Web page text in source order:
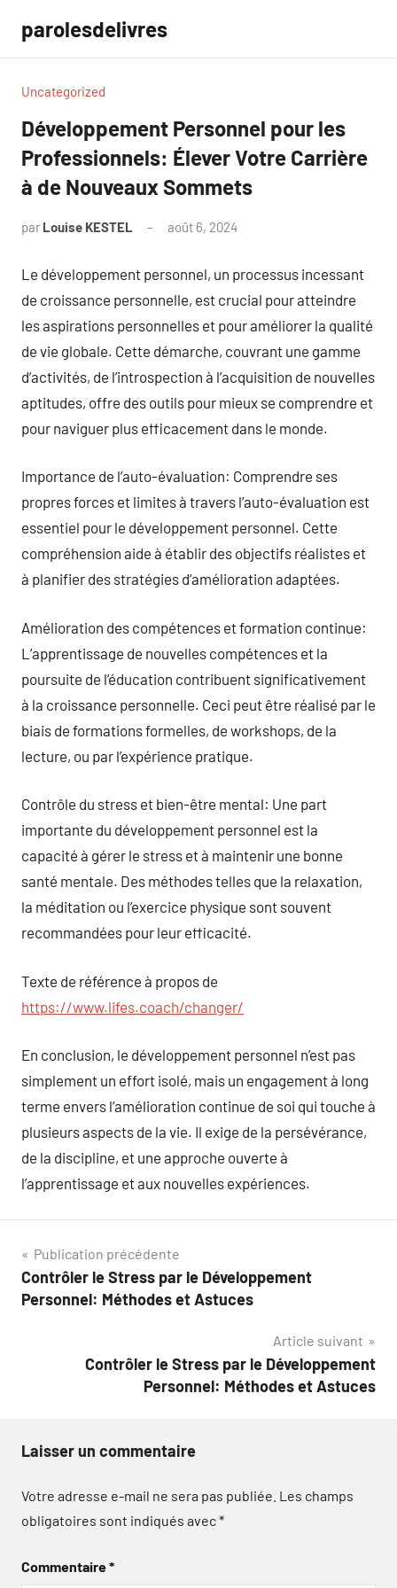
contenu
parolesdelivres
Uncategorized
Développement Personnel pour les
Professionnels: Élever Votre Carrière
à de Nouveaux Sommets
par Louise KESTEL août 6, 2024
Le développement personnel, un processus incessant
de croissance personnelle, est crucial pour atteindre
les aspirations personnelles et pour améliorer la qualité
de vie globale. Cette démarche, couvrant une gamme
d’activités, de l’introspection à l’acquisition de nouvelles
aptitudes, offre des outils pour mieux se comprendre et
pour naviguer plus efficacement dans le monde.
Importance de l’auto-évaluation: Comprendre ses
propres forces et limites à travers l’auto-évaluation est
essentiel pour le développement personnel. Cette
compréhension aide à établir des objectifs réalistes et
à planifier des stratégies d’amélioration adaptées.
Amélioration des compétences et formation continue:
L’apprentissage de nouvelles compétences et la
poursuite de l’éducation contribuent significativement
à la croissance personnelle. Ceci peut être réalisé par le
biais de formations formelles, de workshops, de la
lecture, ou par l’expérience pratique.
Contrôle du stress et bien-être mental: Une part
importante du développement personnel est la
capacité à gérer le stress et à maintenir une bonne
santé mentale. Des méthodes telles que la relaxation,
la méditation ou l’exercice physique sont souvent
recommandées pour leur efficacité.
Texte de référence à propos de
https://www.lifes.coach/changer/
En conclusion, le développement personnel n’est pas
simplement un effort isolé, mais un engagement à long
terme envers l’amélioration continue de soi qui touche à
plusieurs aspects de la vie. Il exige de la persévérance,
de la discipline, et une approche ouverte à
l’apprentissage et aux nouvelles expériences.
Navigation
de
Publication précédente
Contrôler le Stress par le Développement
Personnel: Méthodes et Astuces
Article suivant
Contrôler le Stress par le Développement
Personnel: Méthodes et Astuces
Laisser un commentaire
Votre adresse e-mail ne sera pas publiée. Les champs
obligatoires sont indiqués avec*
Commentaire*